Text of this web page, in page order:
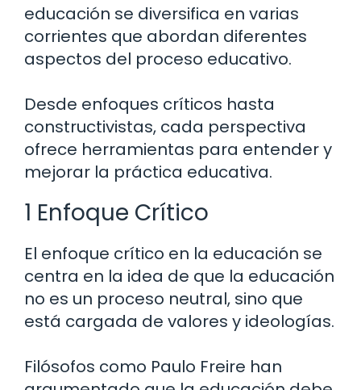
educación se diversifica en varias
corrientes que abordan diferentes
aspectos del proceso educativo.
Desde enfoques críticos hasta
constructivistas, cada perspectiva
ofrece herramientas para entender y
mejorar la práctica educativa.
1 Enfoque Crítico
El enfoque crítico en la educación se
centra en la idea de que la educación
no es un proceso neutral, sino que
está cargada de valores y ideologías.
Filósofos como Paulo Freire han